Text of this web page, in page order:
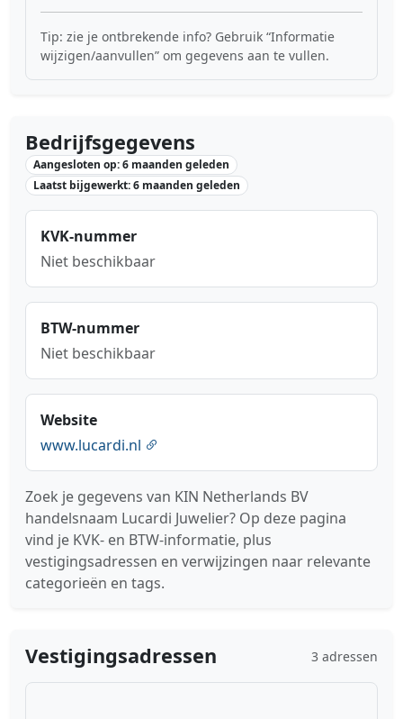
Tip: zie je ontbrekende info? Gebruik “Informatie
wijzigen/aanvullen” om gegevens aan te vullen.
Bedrijfsgegevens
Aangesloten op: 6 maanden geleden
Laatst bijgewerkt: 6 maanden geleden
KVK-nummer
Niet beschikbaar
BTW-nummer
Niet beschikbaar
Website
www.lucardi.nl
Zoek je gegevens van KIN Netherlands BV
handelsnaam Lucardi Juwelier? Op deze pagina
vind je KVK- en BTW-informatie, plus
vestigingsadressen en verwijzingen naar relevante
categorieën en tags.
Vestigingsadressen 3 adressen